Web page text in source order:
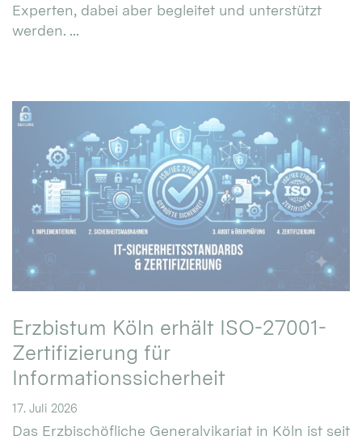
Experten, dabei aber begleitet und unterstützt
werden. ...
Erzbistum Köln erhält ISO-27001-
Zertifizierung für
Informationssicherheit
17. Juli 2026
Das Erzbischöfliche Generalvikariat in Köln ist seit